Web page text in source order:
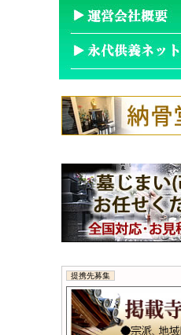
提携先募集